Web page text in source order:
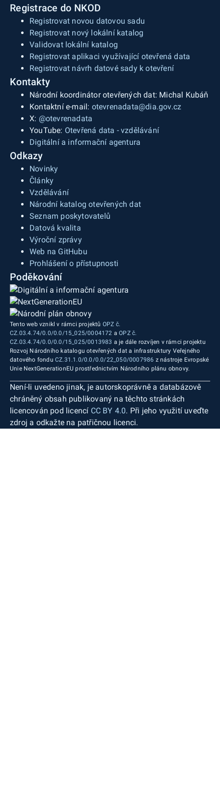
Registrace do NKOD
Registrovat novou datovou sadu
Registrovat nový lokální katalog
Validovat lokální katalog
Registrovat aplikaci využívající otevřená data
Registrovat návrh datové sady k otevření
Kontakty
Národní koordinátor otevřených dat: Michal Kubáň
Kontaktní e-mail: otevrenadata@dia.gov.cz
X: @otevrenadata
YouTube: Otevřená data - vzdělávání
Digitální a informační agentura
Odkazy
Novinky
Články
Vzdělávání
Národní katalog otevřených dat
Seznam poskytovatelů
Datová kvalita
Výroční zprávy
Web na GitHubu
Prohlášení o přístupnosti
Poděkování
Tento web vznikl v rámci projektů OPZ č.
CZ.03.4.74/0.0/0.0/15_025/0004172 aOPZ č.
CZ.03.4.74/0.0/0.0/15_025/0013983 a je dále rozvíjen v rámci projektu
Rozvoj Národního katalogu otevřených dat a infrastruktury Veřejného
datového fondu CZ.31.1.0/0.0/0.0/22_050/0007986 z nástroje Evropské
Unie NextGenerationEU prostřednictvím Národního plánu obnovy.
Není-li uvedeno jinak, je autorskoprávně a databázově
chráněný obsah publikovaný na těchto stránkách
licencován pod licencí CC BY 4.0. Při jeho využití uveďte
zdroj a odkažte na patřičnou licenci.